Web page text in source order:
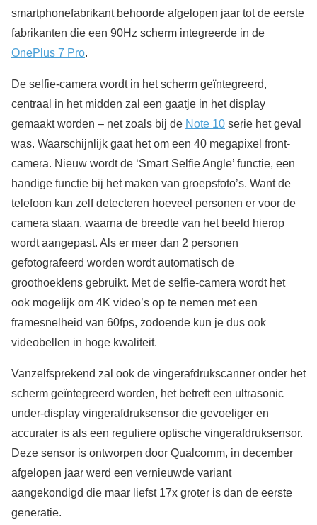
smartphonefabrikant behoorde afgelopen jaar tot de eerste
fabrikanten die een 90Hz scherm integreerde in de
OnePlus 7 Pro.
De selfie-camera wordt in het scherm geïntegreerd,
centraal in het midden zal een gaatje in het display
gemaakt worden – net zoals bij de Note 10 serie het geval
was. Waarschijnlijk gaat het om een 40 megapixel front-
camera. Nieuw wordt de ‘Smart Selfie Angle’ functie, een
handige functie bij het maken van groepsfoto’s. Want de
telefoon kan zelf detecteren hoeveel personen er voor de
camera staan, waarna de breedte van het beeld hierop
wordt aangepast. Als er meer dan 2 personen
gefotografeerd worden wordt automatisch de
groothoeklens gebruikt. Met de selfie-camera wordt het
ook mogelijk om 4K video’s op te nemen met een
framesnelheid van 60fps, zodoende kun je dus ook
videobellen in hoge kwaliteit.
Vanzelfsprekend zal ook de vingerafdrukscanner onder het
scherm geïntegreerd worden, het betreft een ultrasonic
under-display vingerafdruksensor die gevoeliger en
accurater is als een reguliere optische vingerafdruksensor.
Deze sensor is ontworpen door Qualcomm, in december
afgelopen jaar werd een vernieuwde variant
aangekondigd die maar liefst 17x groter is dan de eerste
generatie.